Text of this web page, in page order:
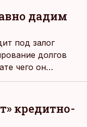
дадим
под залог
долгов
чего он
остаться без
кредитно-